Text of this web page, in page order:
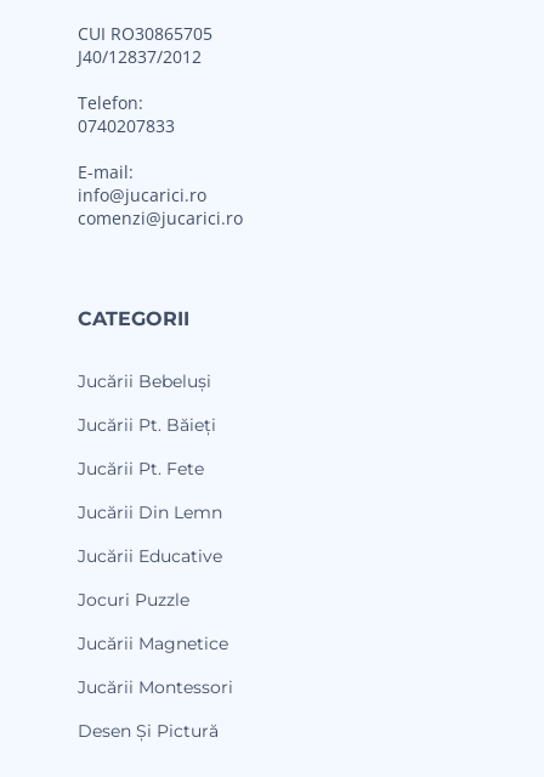
CUI RO30865705
J40/12837/2012
Telefon:
0740207833
E-mail:
info@jucarici.ro
comenzi@jucarici.ro
CATEGORII
Jucării Bebeluși
Jucării Pt. Băieți
Jucării Pt. Fete
Jucării Din Lemn
Jucării Educative
Jocuri Puzzle
Jucării Magnetice
Jucării Montessori
Desen Și Pictură